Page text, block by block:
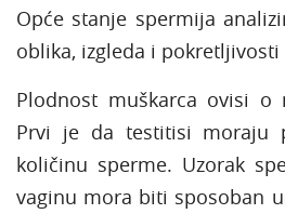
Opće stanje spermija
oblika, izgleda i
Plodnost muškarca ovisi o
Prvi je da testitisi moraju
količinu sperme. Uzorak
vaginu mora biti sposoban